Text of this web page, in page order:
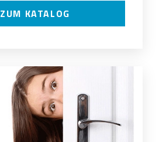
ZUM KATALOG